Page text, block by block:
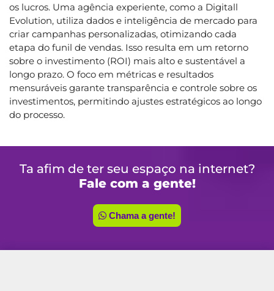
os lucros. Uma agência experiente, como a Digitall
Evolution, utiliza dados e inteligência de mercado para
criar campanhas personalizadas, otimizando cada
etapa do funil de vendas. Isso resulta em um retorno
sobre o investimento (ROI) mais alto e sustentável a
longo prazo. O foco em métricas e resultados
mensuráveis garante transparência e controle sobre os
investimentos, permitindo ajustes estratégicos ao longo
do processo.
Ta afim de ter seu espaço na internet?
Fale com a gente!
Chama a gente!